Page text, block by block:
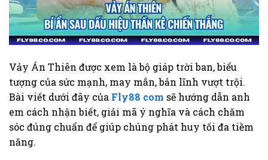
Vảy Án Thiên được xem là bộ giáp trời ban, biểu
tượng của sức mạnh, may mắn, bản lĩnh vượt trội.
Bài viết dưới đây của Fly88 com sẽ hướng dẫn anh
em cách nhận biết, giải mã ý nghĩa và cách chăm
sóc đúng chuẩn để giúp chúng phát huy tối đa tiềm
năng.